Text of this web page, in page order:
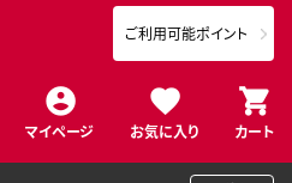
マイページ お気に入り カート
ご利用可能ポイント